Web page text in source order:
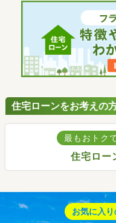
住宅ローンをお考えの
最もおトク
住宅ロー
お気に入り